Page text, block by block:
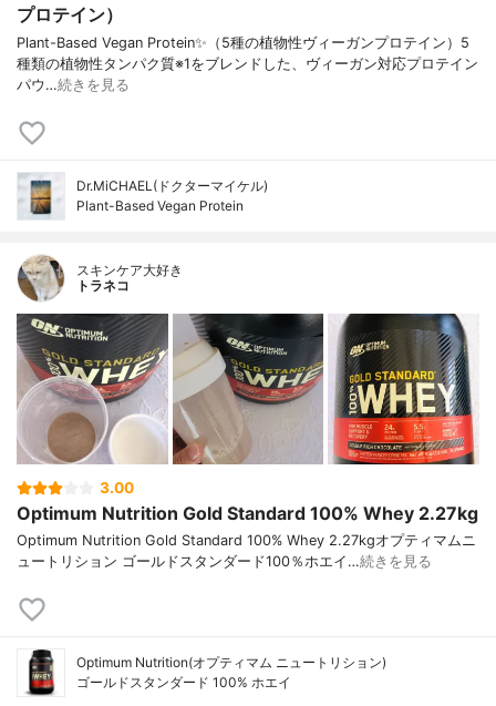
プロテイン）
Plant-Based Vegan Protein✨（5種の植物性ヴィーガンプロテイン）5
種類の植物性タンパク質※1をブレンドした、ヴィーガン対応プロテイン
パウ…続きを見る
Dr.MiCHAEL(ドクターマイケル)
Plant-Based Vegan Protein
スキンケア大好き
トラネコ
3.00
Optimum Nutrition Gold Standard 100% Whey 2.27kg
Optimum Nutrition Gold Standard 100% Whey 2.27kgオプティマムニ
ュートリション ゴールドスタンダード100％ホエイ…続きを見る
Optimum Nutrition(オプティマム ニュートリション)
ゴールドスタンダード 100% ホエイ